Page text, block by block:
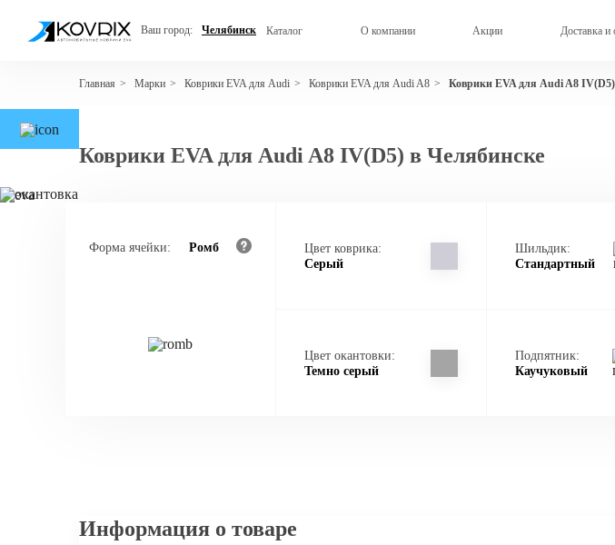
Ваш город: Челябинск Каталог О компании Акции Доставка и
Главная > Марки > Коврики EVA для Audi > Коврики EVA для Audi A8 > Коврики EVA для Audi A8 IV(D5)
Коврики EVA для Audi A8 IV(D5) в Челябинске
Форма ячейки: Ромб
Цвет коврика:
Серый
Шильдик:
Стандартный
Цвет окантовки:
Темно серый
Подпятник:
Каучуковый
Информация о товаре